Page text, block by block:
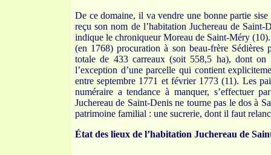
De ce domaine, il va vendre une bonne partie
reçu son nom de l’habitation Juchereau de
indique le chroniqueur Moreau de Saint-Méry
(en 1768) procuration à son beau-frère
totale de 433 carreaux (soit 558,5 ha), dont
l’exception d’une parcelle qui contient
entre septembre 1771 et février 1773 (11). Les
numéraire a tendance à manquer, s’effectuer
Juchereau de Saint-Denis ne tourne pas le dos à
patrimoine familial : une sucrerie, dont il faut
État des lieux de l’habitation Juchereau de